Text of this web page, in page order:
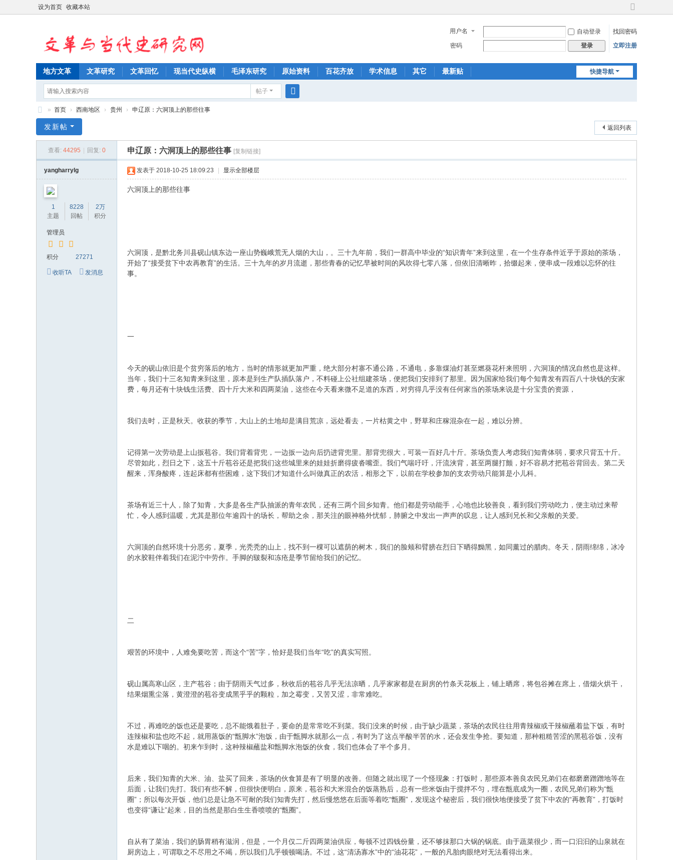
设为首页 收藏本站
切
到
宽
用户名 自动登录
找回密码
密码
登录 立即注册
快捷导航
地方文革 文革研究 文革回忆 现当代史纵横 毛泽东研究 原始资料 百花齐放 学术信息 其它 最新贴
帖子
革
» 首页 › 西南地区 › 贵州 › 申辽原：六洞顶上的那些往事
返回列表
发新帖
查看: 44295 回复: 0 申辽原：六洞顶上的那些往事 [复制链接]
yangharrylg
1
主题
8228
回帖
2万
积分
管理员
积分 27271
收听TA 发消息
发表于 2018-10-25 18:09:23 显示全部楼层
六洞顶上的那些往事
六洞顶，是黔北务川县砚山镇东边一座山势巍峨荒无人烟的大山，。三十九年前，我们一群高中毕业的“知识青年”来到这里，在一个生存条件近乎于原始的茶场，
开始了“接受贫下中农再教育”的生活。三十九年的岁月流逝，那些青春的记忆早被时间的风吹得七零八落，但依旧清晰昨，拾缀起来，便串成一段难以忘怀的往
事。
一
今天的砚山依旧是个贫穷落后的地方，当时的情形就更加严重，绝大部分村寨不通公路，不通电，多靠煤油灯甚至燃葵花杆来照明，六洞顶的情况自然也是这样。
当年，我们十三名知青来到这里，原本是到生产队插队落户，不料碰上公社组建茶场，便把我们安排到了那里。因为国家给我们每个知青发有四百八十块钱的安家
费，每月还有十块钱生活费、四十斤大米和四两菜油，这些在今天看来微不足道的东西，对穷得几乎没有任何家当的茶场来说是十分宝贵的资源，
我们去时，正是秋天。收获的季节，大山上的土地却是满目荒凉，远处看去，一片枯黄之中，野草和庄稼混杂在一起，难以分辨。
记得第一次劳动是上山扳苞谷。我们背着背兜，一边扳一边向后扔进背兜里。那背兜很大，可装一百好几十斤。茶场负责人考虑我们知青体弱，要求只背五十斤。
尽管如此，烈日之下，这五十斤苞谷还是把我们这些城里来的娃娃折磨得疲沓嘴歪。我们气喘吁吁，汗流浃背，甚至两腿打颤，好不容易才把苞谷背回去。第二天
醒来，浑身酸疼，连起床都有些困难，这下我们才知道什么叫做真正的农活，相形之下，以前在学校参加的支农劳动只能算是小儿科。
茶场有近三十人，除了知青，大多是各生产队抽派的青年农民，还有三两个回乡知青。他们都是劳动能手，心地也比较善良，看到我们劳动吃力，便主动过来帮
忙，令人感到温暖，尤其是那位年逾四十的场长，帮助之余，那关注的眼神格外忧郁，肺腑之中发出一声声的叹息，让人感到兄长和父亲般的关爱。
六洞顶的自然环境十分恶劣，夏季，光秃秃的山上，找不到一棵可以遮荫的树木，我们的脸颊和臂膀在烈日下晒得黝黑，如同薰过的腊肉。冬天，阴雨绵绵，冰冷
的水胶鞋伴着我们在泥泞中劳作。手脚的皲裂和冻疮是季节留给我们的记忆。
二
艰苦的环境中，人难免要吃苦，而这个“苦”字，恰好是我们当年“吃”的真实写照。
砚山属高寒山区，主产苞谷；由于阴雨天气过多，秋收后的苞谷几乎无法凉晒，几乎家家都是在厨房的竹条天花板上，铺上晒席，将包谷摊在席上，借烟火烘干，
结果烟熏尘落，黄澄澄的苞谷变成黑乎乎的颗粒，加之霉变，又苦又涩，非常难吃。
不过，再难吃的饭也还是要吃，总不能饿着肚子，要命的是常常吃不到菜。我们没来的时候，由于缺少蔬菜，茶场的农民往往用青辣椒或干辣椒蘸着盐下饭，有时
连辣椒和盐也吃不起，就用蒸饭的“甑脚水”泡饭，由于甑脚水就那么一点，有时为了这点半酸半苦的水，还会发生争抢。要知道，那种粗糙苦涩的黑苞谷饭，没有
水是难以下咽的。初来乍到时，这种辣椒蘸盐和甑脚水泡饭的伙食，我们也体会了半个多月。
后来，我们知青的大米、油、盐买了回来，茶场的伙食算是有了明显的改善。但随之就出现了一个怪现象：打饭时，那些原本善良农民兄弟们在都磨磨蹭蹭地等在
后面，让我们先打。我们有些不解，但很快便明白，原来，苞谷和大米混合的饭蒸熟后，总有一些米饭由于搅拌不匀，埋在甑底成为一圈，农民兄弟们称为“甑
圈”；所以每次开饭，他们总是让急不可耐的我们知青先打，然后慢悠悠在后面等着吃“甑圈”，发现这个秘密后，我们很快地便接受了贫下中农的“再教育”，打饭时
也变得“谦让”起来，目的当然是那白生生香喷喷的“甑圈”。
自从有了菜油，我们的肠胃稍有滋润，但是，一个月仅二斤四两菜油供应，每顿不过四钱份量，还不够抹那口大锅的锅底。由于蔬菜很少，而一口汩汩的山泉就在
厨房边上，可谓取之不尽用之不竭，所以我们几乎顿顿喝汤。不过，这“清汤寡水”中的“油花花”，一般的凡胎肉眼绝对无法看得出来。